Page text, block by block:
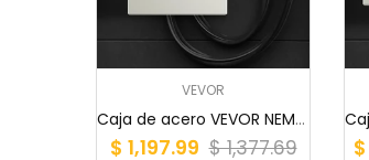
VEVOR
Caja de acero VEVOR NEMA 12×8×6, caja eléctrica...
$ 1,197.99 $ 1,377.69